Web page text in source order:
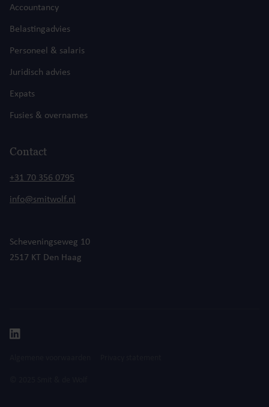
Accountancy
Belastingadvies
Personeel & salaris
Juridisch advies
Expats
Fusies & overnames
Contact
+31 70 356 0795
info@smitwolf.nl
Scheveningseweg 10
2517 KT Den Haag